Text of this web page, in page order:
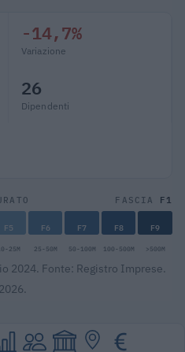
-14,7%
Variazione
26
Dipendenti
FASCIA F1
F5 F6 F7 F8 F9
25M 25-50M 50-100M 100-500M >500M
2024. Fonte: Registro Imprese.